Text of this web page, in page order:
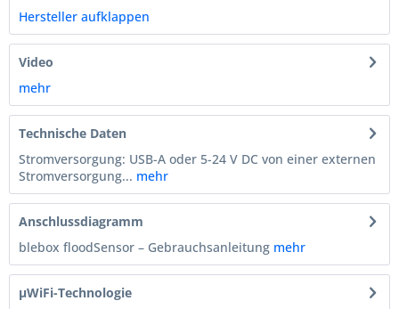
Hersteller aufklappen
Video
mehr
Technische Daten
Stromversorgung: USB-A oder 5-24 V DC von einer externen
Stromversorgung... mehr
Anschlussdiagramm
blebox floodSensor – Gebrauchsanleitung mehr
µWiFi-Technologie